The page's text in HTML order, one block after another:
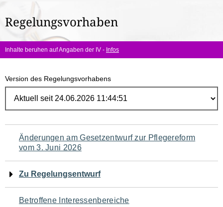
hier:
Regelungsvorhaben
Inhalte beruhen auf Angaben der IV - Infos
Version des Regelungsvorhabens
Navigation
für
den
Seiteninhalt
Änderungen am Gesetzentwurf zur Pflegereform
vom 3. Juni 2026
Zu Regelungsentwurf
Betroffene Interessenbereiche